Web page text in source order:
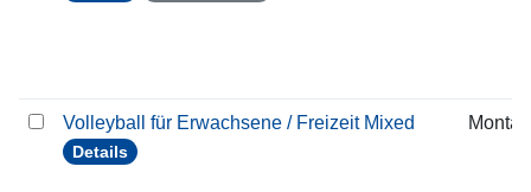
Volleyball für Erwachsene / Freizeit Mixed
Details
Montag